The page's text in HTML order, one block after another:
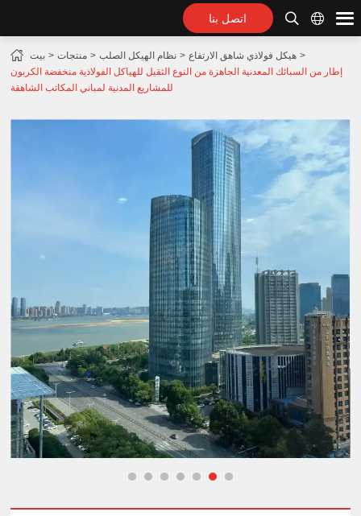
اتصل بنا
بيت منتجات نظام الهيكل الصلب
هيكل فولاذي شاهق الارتفاع
إطار من السبائك المعدنية الجاهزة من النوع الثقيل للهياكل الفولاذية منخفضة الكربون
للمشاريع المدنية لمباني المكاتب الشاهقة